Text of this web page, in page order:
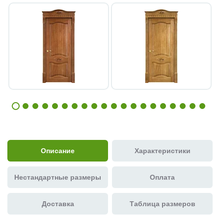
Описание Характеристики
Нестандартные размеры Оплата
Доставка Таблица размеров